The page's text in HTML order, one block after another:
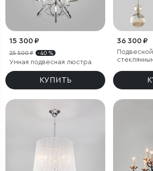
15 300 ₽
25 500 ₽ - 40 %
Умная подвесная люстра
КУПИТЬ
36 300 ₽